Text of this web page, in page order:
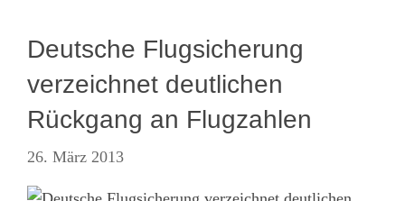
Deutsche Flugsicherung
verzeichnet deutlichen
Rückgang an Flugzahlen
26. März 2013